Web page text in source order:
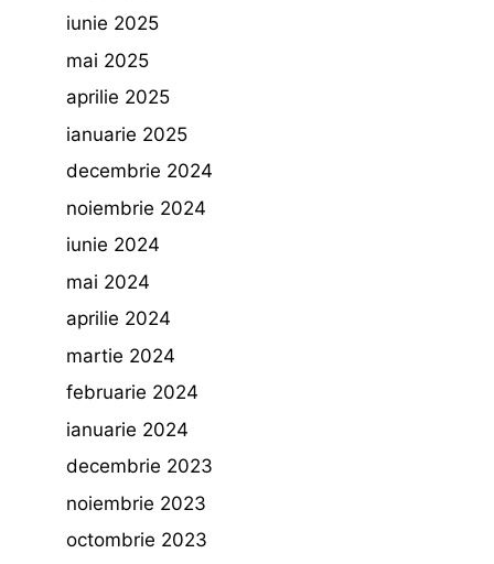
iunie 2025
mai 2025
aprilie 2025
ianuarie 2025
decembrie 2024
noiembrie 2024
iunie 2024
mai 2024
aprilie 2024
martie 2024
februarie 2024
ianuarie 2024
decembrie 2023
noiembrie 2023
octombrie 2023